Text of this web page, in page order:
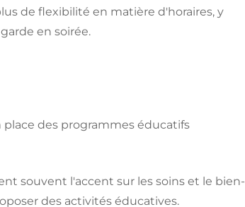
de flexibilité en matière d'horaires, y
en soirée.
des programmes éducatifs
souvent l'accent sur les soins et le bien-
des activités éducatives.